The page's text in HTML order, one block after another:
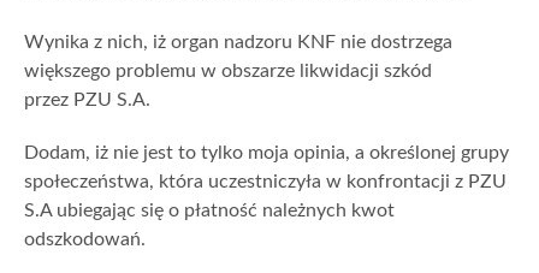
Wynika z nich, iż organ nadzoru KNF nie dostrzega
większego problemu w obszarze likwidacji szkód
przez PZU S.A.
Dodam, iż nie jest to tylko moja opinia, a określonej grupy
społeczeństwa, która uczestniczyła w konfrontacji z PZU
S.A ubiegając się o płatność należnych kwot
odszkodowań.